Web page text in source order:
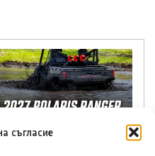
съгласие
1000 Мъд Едишън за